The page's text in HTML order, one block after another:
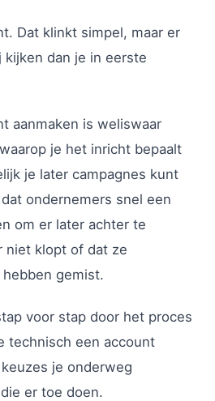
Dat klinkt simpel, maar er
dan je in eerste
aanmaken is weliswaar
je het inricht bepaalt
je later campagnes kunt
ondernemers snel een
om er later achter te
niet klopt of dat ze
gemist.
voor stap door het proces
technisch een account
je onderweg
er toe doen.